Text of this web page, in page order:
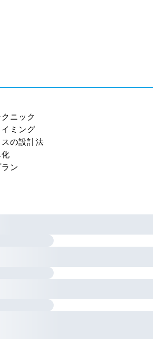
ニック
ミング
の設計法
ン